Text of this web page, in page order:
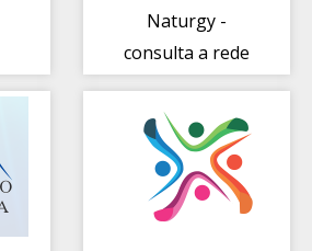
Naturgy -
consulta a rede